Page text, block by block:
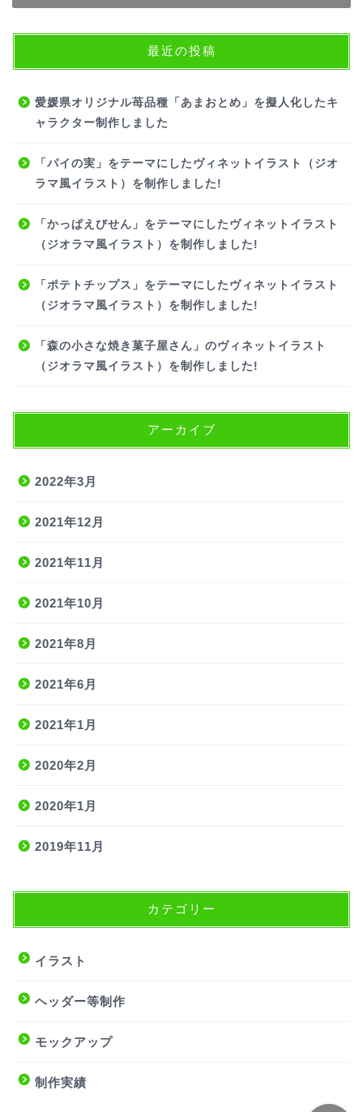
最近の投稿
愛媛県オリジナル苺品種「あまおとめ」を擬人化したキ
ャラクター制作しました
「パイの実」をテーマにしたヴィネットイラスト（ジオ
ラマ風イラスト）を制作しました!
「かっぱえびせん」をテーマにしたヴィネットイラスト
（ジオラマ風イラスト）を制作しました!
「ポテトチップス」をテーマにしたヴィネットイラスト
（ジオラマ風イラスト）を制作しました!
「森の小さな焼き菓子屋さん」のヴィネットイラスト
（ジオラマ風イラスト）を制作しました!
アーカイブ
2022年3月
2021年12月
2021年11月
2021年10月
2021年8月
2021年6月
2021年1月
2020年2月
2020年1月
2019年11月
カテゴリー
イラスト
ヘッダー等制作
モックアップ
制作実績
サービス内容